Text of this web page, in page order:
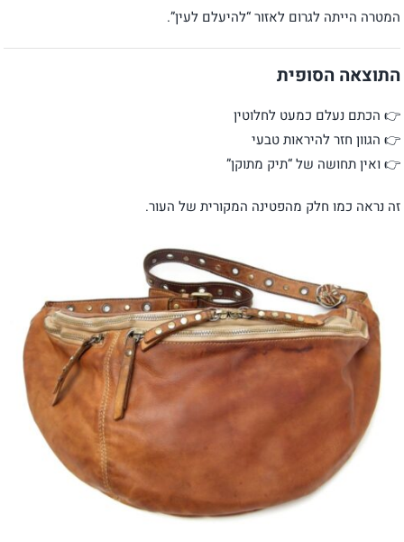
המטרה הייתה לגרום לאזור “להיעלם לעין”.
התוצאה הסופית
👉 הכתם נעלם כמעט לחלוטין
👉 הגוון חזר להיראות טבעי
👉 ואין תחושה של “תיק מתוקן”
זה נראה כמו חלק מהפטינה המקורית של העור.